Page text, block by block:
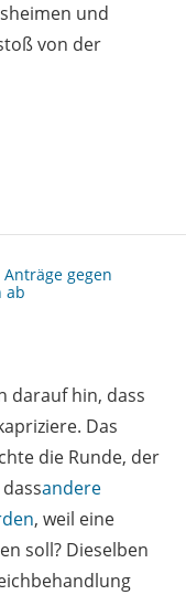
und
von der
gegen
ab
darauf hin, dass
Das
die Runde, der
andere
, weil eine
soll? Dieselben